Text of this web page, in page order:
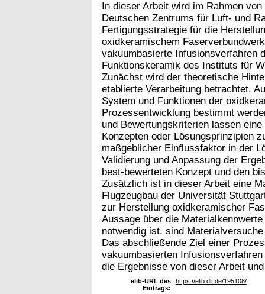
In dieser Arbeit wird im Rahmen
Deutschen Zentrums für Luft- und
Fertigungsstrategie für die
oxidkeramischem
vakuumbasierte Infusionsverfahren
Funktionskeramik des Instituts für
Zunächst wird der theoretische
etablierte Verarbeitung betrachtet.
System und Funktionen der
Prozessentwicklung bestimmt
und Bewertungskriterien lassen
Konzepten oder Lösungsprinzipien
maßgeblicher Einflussfaktor in der
Validierung und Anpassung der
best-bewerteten Konzept und den
Zusätzlich ist in dieser Arbeit eine
Flugzeugbau der Universität
zur Herstellung oxidkeramischer
Aussage über die
notwendig ist, sind
Das abschließende Ziel einer
vakuumbasierten
die Ergebnisse von dieser Arbeit
elib-URL des
Eintrags:
https://elib.dlr.de/195108/